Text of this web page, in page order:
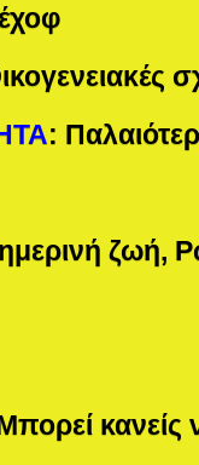
:
ζωή,
κανείς